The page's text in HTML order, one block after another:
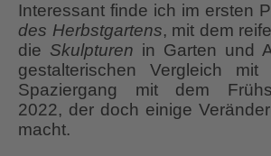
Interessant finde ich im ersten
des Herbstgartens, mit dem
die Skulpturen in Garten und
gestalterischen Vergleich mit
Spaziergang mit dem
2022, der doch einige
macht.